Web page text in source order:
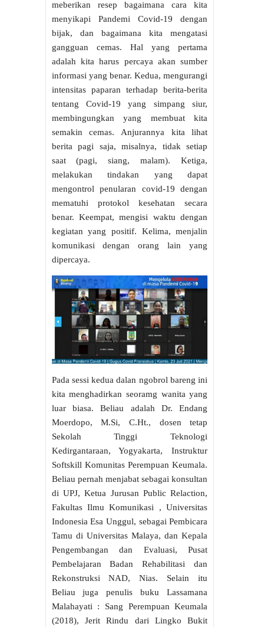
meberikan resep bagaimana cara kita
menyikapi Pandemi Covid-19 dengan
bijak, dan bagaimana kita mengatasi
gangguan cemas. Hal yang pertama
adalah kita harus percaya akan sumber
informasi yang benar. Kedua, mengurangi
intensitas paparan terhadap berita-berita
tentang Covid-19 yang simpang siur,
membingungkan yang membuat kita
semakin cemas. Anjurannya kita lihat
berita pagi saja, misalnya, tidak setiap
saat (pagi, siang, malam). Ketiga,
melakukan tindakan yang dapat
mengontrol penularan covid-19 dengan
mematuhi protokol kesehatan secara
benar. Keempat, mengisi waktu dengan
kegiatan yang positif. Kelima, menjalin
komunikasi dengan orang lain yang
dipercaya.
Pada sessi kedua dalan ngobrol bareng ini
kita menghadirkan seoramg wanita yang
luar biasa. Beliau adalah Dr. Endang
Moerdopo, M.Si, C.Ht., dosen tetap
Sekolah Tinggi Teknologi
Kedirgantaraan, Yogyakarta, Instruktur
Softskill Komunitas Perempuan Keumala.
Beliau pernah menjabat sebagai konsultan
di UPJ, Ketua Jurusan Public Relaction,
Fakultas Ilmu Komunikasi , Universitas
Indonesia Esa Unggul, sebagai Pembicara
Tamu di Universitas Malaya, dan Kepala
Pengembangan dan Evaluasi, Pusat
Pembelajaran Badan Rehabilitasi dan
Rekonstruksi NAD, Nias. Selain itu
Beliau juga penulis buku Lassamana
Malahayati : Sang Perempuan Keumala
(2018), Jerit Rindu dari Lingko Bukit